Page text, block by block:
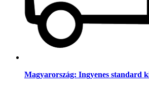
Magyarország: Ingyenes standard